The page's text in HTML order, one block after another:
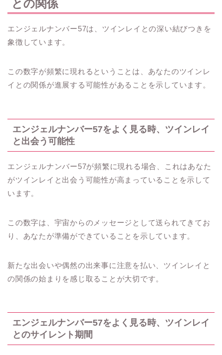
との関係
エンジェルナンバー57は、ツインレイとの深い結びつきを
象徴しています。
この数字が頻繁に現れるということは、あなたのツインレ
イとの関係が進展する可能性があることを示しています。
エンジェルナンバー57をよく見る時、ツインレイ
と出会う可能性
エンジェルナンバー57が頻繁に現れる場合、これはあなた
がツインレイと出会う可能性が高まっていることを示して
います。
この数字は、宇宙からのメッセージとして送られてきてお
り、あなたが準備ができていることを示しています。
新たな出会いや偶然の出来事に注意を払い、ツインレイと
の関係の始まりを感じ取ることが大切です。
エンジェルナンバー57をよく見る時、ツインレイ
とのサイレント期間